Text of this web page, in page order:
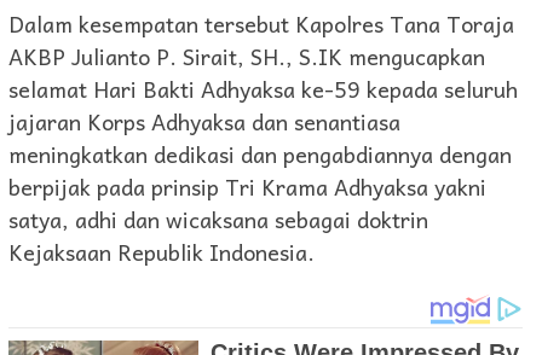
Dalam kesempatan tersebut Kapolres Tana Toraja
AKBP Julianto P. Sirait, SH., S.IK mengucapkan
selamat Hari Bakti Adhyaksa ke-59 kepada seluruh
jajaran Korps Adhyaksa dan senantiasa
meningkatkan dedikasi dan pengabdiannya dengan
berpijak pada prinsip Tri Krama Adhyaksa yakni
satya, adhi dan wicaksana sebagai doktrin
Kejaksaan Republik Indonesia.